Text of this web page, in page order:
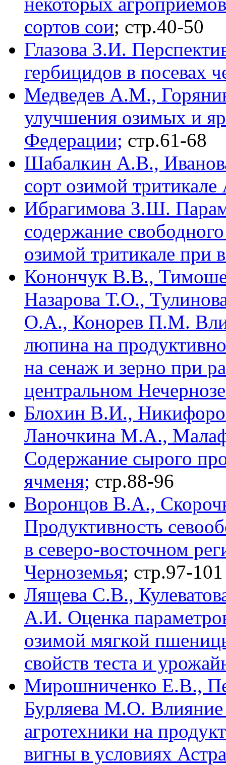
сортов сои; стр.40-50
Глазова З.И.
гербицидов в посевах
Медведев А.М.,
улучшения озимых и
Федерации; стр.61-68
Шабалкин А.В.,
сорт озимой
Ибрагимова З.Ш.
содержание
озимой тритикале при
Конончук В.В.,
Назарова Т.О.,
О.А., Конорев П.М.
люпина на
на сенаж и зерно при
центральном
Блохин В.И.,
Ланочкина М.А.,
Содержание сырого
ячменя; стр.88-96
Воронцов В.А.,
Продуктивность
в северо-восточном
Черноземья; стр.97-101
Лящева С.В.,
А.И. Оценка
озимой мягкой
свойств теста и
Мирошниченко Е.В.,
Бурляева М.О.
агротехники на
вигны в условиях